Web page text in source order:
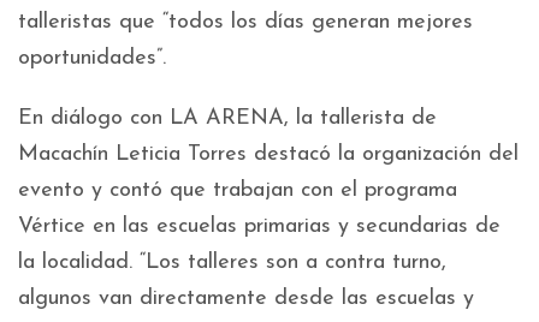
talleristas que “todos los días generan mejores
oportunidades”.
En diálogo con LA ARENA, la tallerista de
Macachín Leticia Torres destacó la organización del
evento y contó que trabajan con el programa
Vértice en las escuelas primarias y secundarias de
la localidad. “Los talleres son a contra turno,
algunos van directamente desde las escuelas y